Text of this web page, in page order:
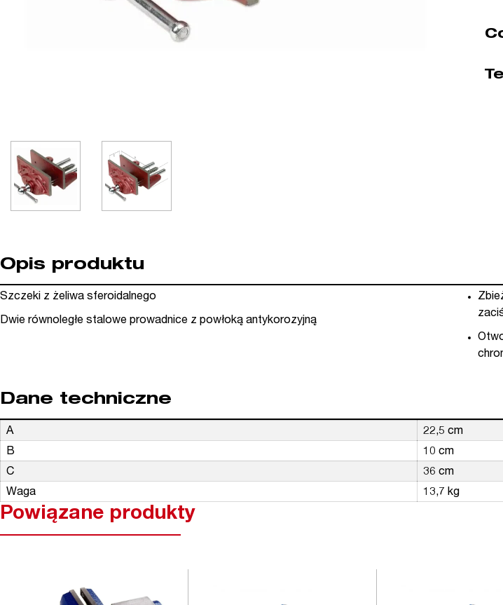
Opis produktu
Szczeki z żeliwa sferoidalnego
Dwie równoległe stalowe prowadnice z powłoką antykorozyjną
Dane techniczne
A
22,5 cm
B
10 cm
C
36 cm
Waga
13,7 kg
Powiązane produkty